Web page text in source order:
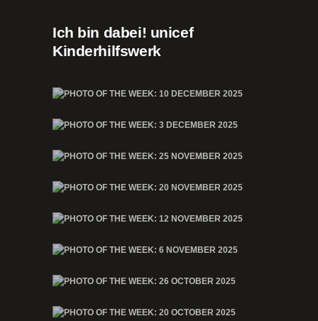
Ich bin dabei! unicef
Kinderhilfswerk